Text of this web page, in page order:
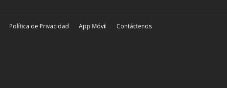
Política de Privacidad App Móvil Contáctenos